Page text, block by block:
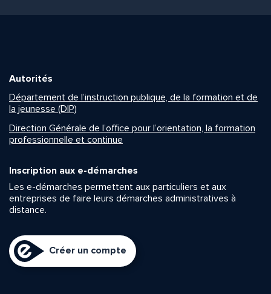
Autorités
Département de l’instruction publique, de la formation et de
la jeunesse (DIP)
Direction Générale de l’office pour l’orientation, la formation
professionnelle et continue
Inscription aux e-démarches
Les e-démarches permettent aux particuliers et aux
entreprises de faire leurs démarches administratives à
distance.
Créer un compte